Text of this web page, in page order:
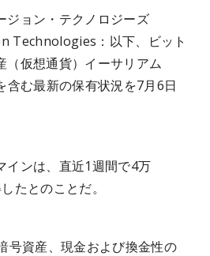
ジョン・テクノロジーズ
Technologies：以下、ビット
（仮想通貨）イーサリアム
含む最新の保有状況を7月6日
インは、直近1週間で4万
たとのことだ。
号資産、現金および換金性の